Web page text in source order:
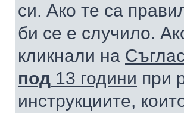
си. Ако те са
би се е случило.
кликнали на
под 13 години при
инструкциите,